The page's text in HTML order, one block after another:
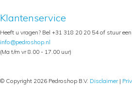
Klantenservice
Heeft u vragen? Bel +31 318 20 20 54 of stuur
info@pedroshop.nl
(Ma t/m vr 8.00 - 17.00 uur)
© Copyright 2026 Pedroshop B.V. Disclaimer|